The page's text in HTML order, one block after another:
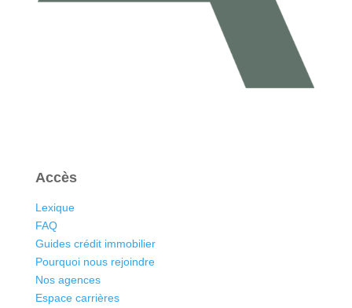
Accès
Lexique
FAQ
Guides crédit immobilier
Pourquoi nous rejoindre
Nos agences
Espace carrières